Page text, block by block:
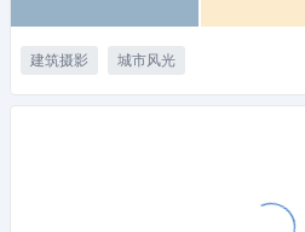
建筑摄影 城市风光